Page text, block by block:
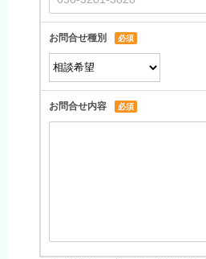
お問合せ種別 必須
お問合せ内容 必須